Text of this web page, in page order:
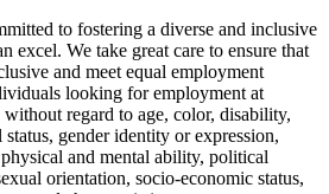
to fostering a diverse and inclusive
excel. We take great care to ensure that
and meet equal employment
looking for employment at
regard to age, color, disability,
gender identity or expression,
and mental ability, political
orientation, socio-economic status,